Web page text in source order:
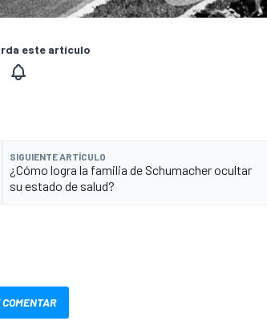
este artículo
SIGUIENTE ARTÍCULO
¿Cómo logra la familia de Schumacher ocultar
su estado de salud?